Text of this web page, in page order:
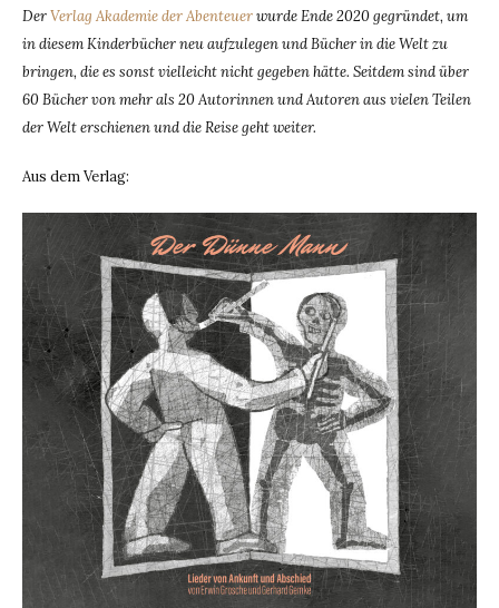
DerVerlag Akademie der Abenteuerwurde Ende 2020 gegründet, um
in diesem Kinderbücher neu aufzulegen und Bücher in die Welt zu
bringen, die es sonst vielleicht nicht gegeben hätte. Seitdem sind über
60 Bücher von mehr als 20 Autorinnen und Autoren aus vielen Teilen
der Welt erschienen und die Reise geht weiter.
Aus dem Verlag: